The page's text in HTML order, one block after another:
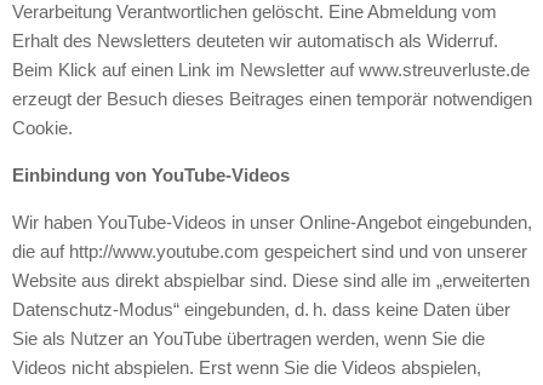
Verarbeitung Verantwortlichen gelöscht. Eine Abmeldung vom
Erhalt des Newsletters deuteten wir automatisch als Widerruf.
Beim Klick auf einen Link im Newsletter auf www.streuverluste.de
erzeugt der Besuch dieses Beitrages einen temporär notwendigen
Cookie.
Einbindung von YouTube-Videos
Wir haben YouTube-Videos in unser Online-Angebot eingebunden,
die auf http://www.youtube.com gespeichert sind und von unserer
Website aus direkt abspielbar sind. Diese sind alle im „erweiterten
Datenschutz-Modus“ eingebunden, d. h. dass keine Daten über
Sie als Nutzer an YouTube übertragen werden, wenn Sie die
Videos nicht abspielen. Erst wenn Sie die Videos abspielen,